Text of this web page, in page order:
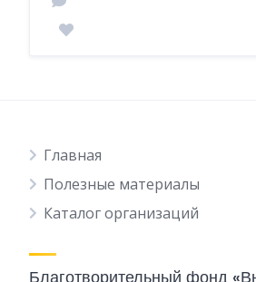
Главная
Полезные материалы
Каталог организаций
Благотворительный фонд